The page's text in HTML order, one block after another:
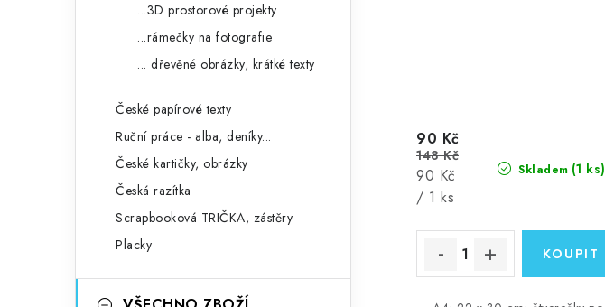
...3D prostorové projekty
...rámečky na fotografie
... dřevěné obrázky, krátké texty
České papírové texty
Ruční práce - alba, deníky...
České kartičky, obrázky
Česká razítka
Scrapbooková TRIČKA, zástěry
Placky
Skladem (1 ks)
90 Kč
148 Kč
Měrná
cena:
90 Kč
/ 1 ks